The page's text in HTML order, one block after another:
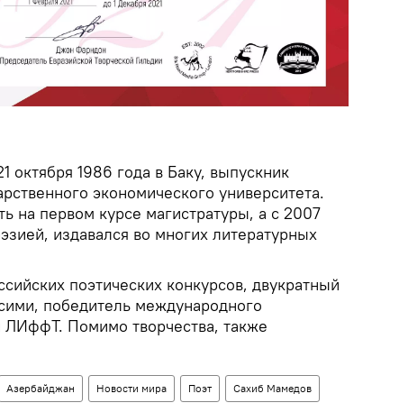
октября 1986 года в Баку, выпускник
экономического университета.
на первом курсе магистратуры, а с 2007
издавался во многих литературных
поэтических конкурсов, двукратный
победитель международного
ЛИффТ. Помимо творчества, также
Азербайджан Новости мира Поэт Сахиб Мамедов